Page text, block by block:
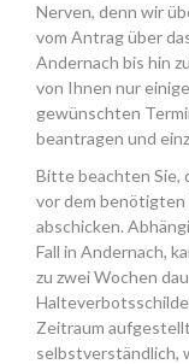
Nerven, denn wir
vom Antrag über
Andernach bis hin
von Ihnen nur
gewünschten
beantragen und
Bitte beachten Sie,
vor dem
abschicken.
Fall in Andernach,
zu zwei Wochen
Zeitraum
selbstverständlich,